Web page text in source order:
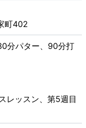
町402
分パター、90分打
レッスン、第5週目